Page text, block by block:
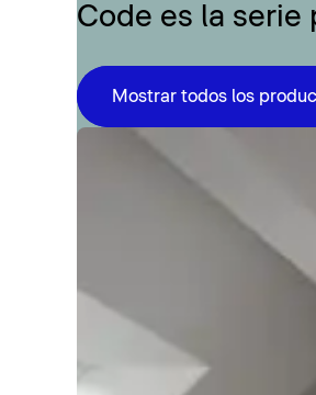
Code es la serie
Mostrar todos los